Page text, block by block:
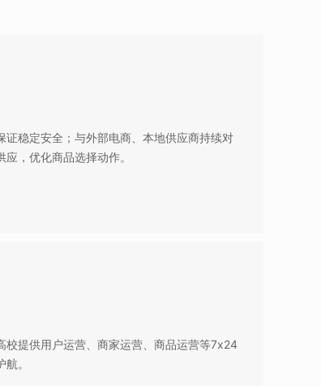
稳定安全；与外部电商、本地供应商持续对
，优化商品选择动作。
校提供用户运营、商家运营、商品运营等7x24
。